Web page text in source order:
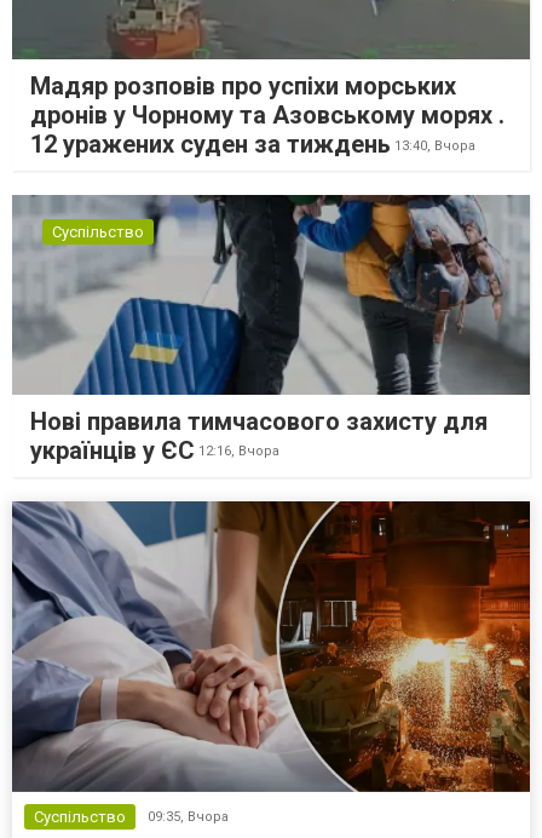
Мадяр розповів про успіхи морських
дронів у Чорному та Азовському морях .
12 уражених суден за тиждень 13:40, Вчора
Суспільство
Нові правила тимчасового захисту для
українців у ЄС 12:16, Вчора
Суспільство 09:35, Вчора